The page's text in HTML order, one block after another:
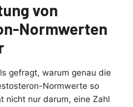
von
Normwerten
gefragt, warum genau die
Normwerte so
nicht nur darum, eine Zahl